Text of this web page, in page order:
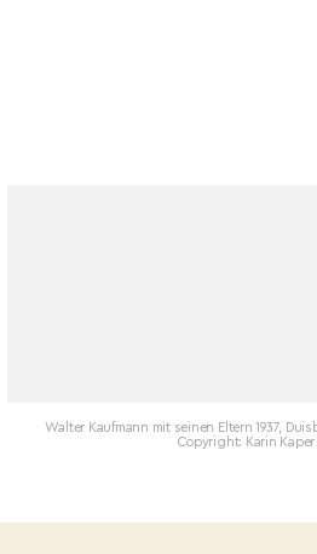
Walter Kaufmann mit seinen Eltern 1937,
Copyright: Karin Kaper